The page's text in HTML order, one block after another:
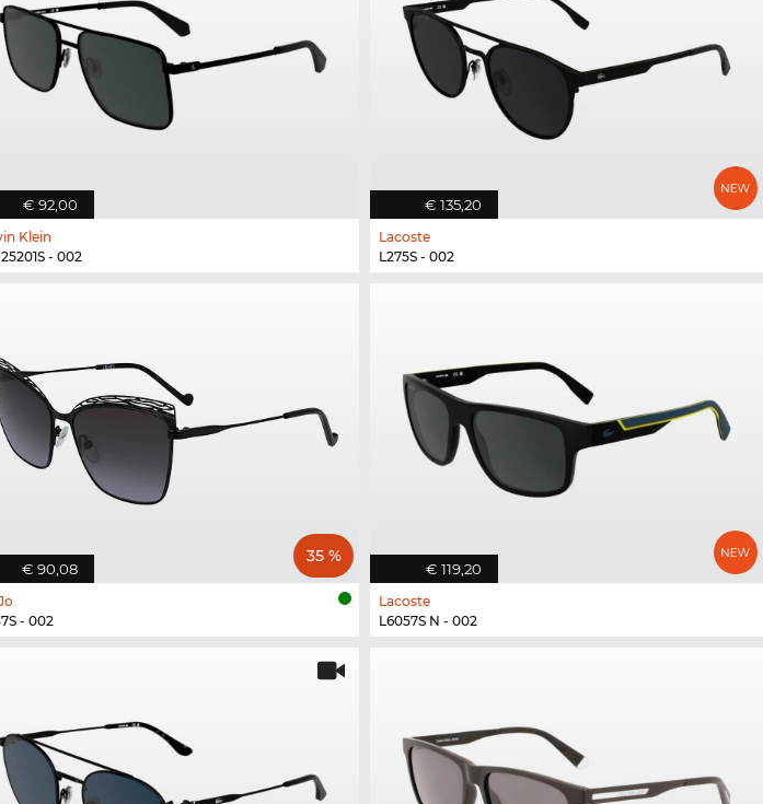
€ 92,00
Klein
- 002
€ 135,20
Lacoste
L275S - 002
€ 90,08
35 %
- 002
€ 119,20
Lacoste
L6057S N - 002